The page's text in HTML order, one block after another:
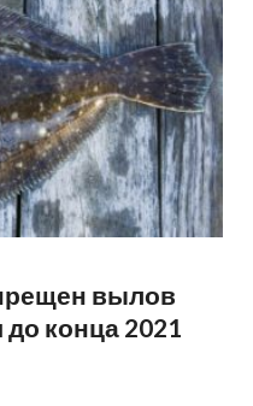
вылов
до конца 2021